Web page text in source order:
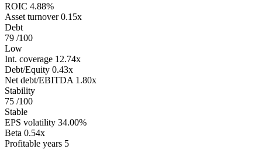
ROIC 4.88%
Asset turnover 0.15x
Debt
79 /100
Low
Int. coverage 12.74x
Debt/Equity 0.43x
Net debt/EBITDA 1.80x
Stability
75 /100
Stable
EPS volatility 34.00%
Beta 0.54x
Profitable years 5